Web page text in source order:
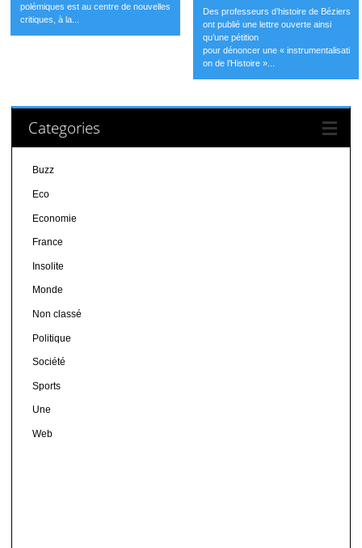
polémiques est au centre de nouvelles
critiques, à la...
Des professeurs d’histoire de Béziers
ont publié une lettre ouverte ainsi
qu’une pétition
pour dénoncer une « instrumentalisati
on de l’Histoire »...
Categories
Buzz
Eco
Economie
France
Insolite
Monde
Non classé
Politique
Société
Sports
Une
Web